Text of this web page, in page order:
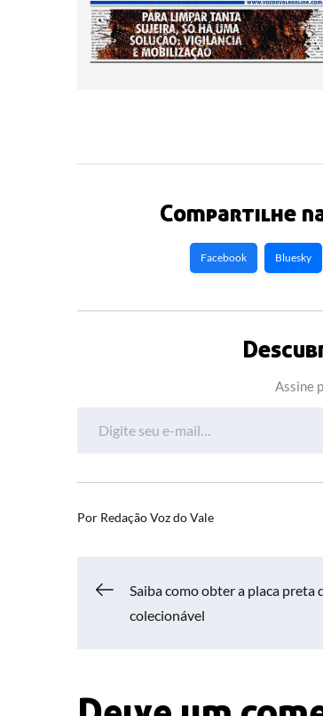
Compartilhe
Facebook Bluesky
Assine
Por Redação Voz do Vale
Navegação
Post
Saiba como obter a placa preta
colecionável